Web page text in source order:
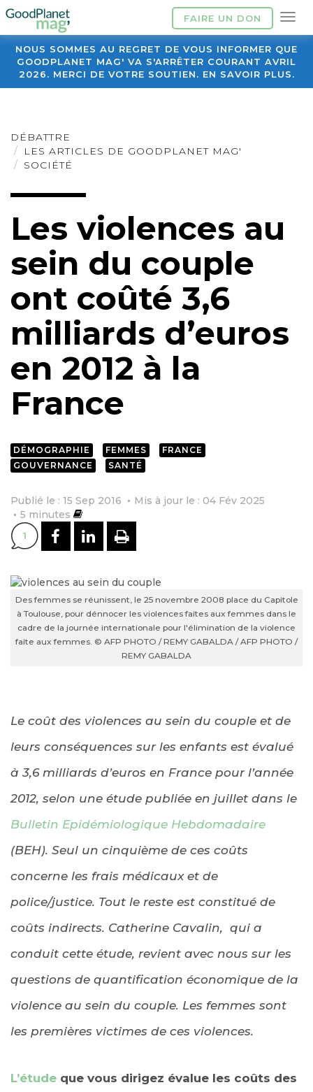
FAIRE UN DON
NOUS SOMMES AU REGRET DE VOUS INFORMER QUE
GOODPLANET MAG' VA S'ARRÊTER COURANT AVRIL
2026. MERCI DE VOTRE SOUTIEN. EN SAVOIR PLUS.
DÉBATTRE
LES ARTICLES DE GOODPLANET MAG'
SOCIÉTÉ
Les violences au
sein du couple
ont coûté 3,6
milliards d’euros
en 2012 à la
France
DÉMOGRAPHIE FEMMES
FRANCE
GOUVERNANCE
SANTÉ
Publié le : 15 Sep 2016
Mis à jour le : 04 Fév 2025
5 minutes
1 PARTAGER SUR FACEBOOK
PARTAGER SUR
IMPRIMER
Des femmes se réunissent, le 25 novembre 2008 place du Capitole
à Toulouse, pour dénnocer les violences faites aux femmes dans le
cadre de la journée internationale pour l'élimination de la violence
faite aux femmes. © AFP PHOTO / REMY GABALDA / AFP PHOTO /
REMY GABALDA
Le coût des violences au sein du couple et de
leurs conséquences sur les enfants est évalué
à 3,6 milliards d’euros en France pour l’année
2012, selon une étude publiée en juillet dans le
Bulletin Epidémiologique Hebdomadaire
(BEH). Seul un cinquième de ces coûts
concerne les frais médicaux et de
police/justice. Tout le reste est constitué de
coûts indirects. Catherine Cavalin, qui a
conduit cette étude, revient avec nous sur les
questions de quantification économique de la
violence au sein du couple. Les femmes sont
les premières victimes de ces violences.
L’étude que vous dirigez évalue les coûts des